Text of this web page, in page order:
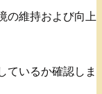
の維持および向上
ているか確認しま